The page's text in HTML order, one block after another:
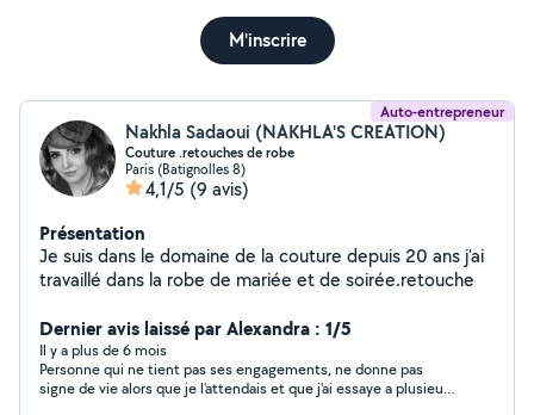
M'inscrire
Auto-entrepreneur
Nakhla Sadaoui (NAKHLA'S CREATION)
Couture .retouches de robe
Paris (Batignolles 8)
4,1/5 (9 avis)
Présentation
Je suis dans le domaine de la couture depuis 20 ans j'ai
travaillé dans la robe de mariée et de soirée.retouche
Dernier avis laissé par Alexandra : 1/5
Il y a plus de 6 mois
Personne qui ne tient pas ses engagements, ne donne pas
signe de vie alors que je l'attendais et que j'ai essaye a plusieurs